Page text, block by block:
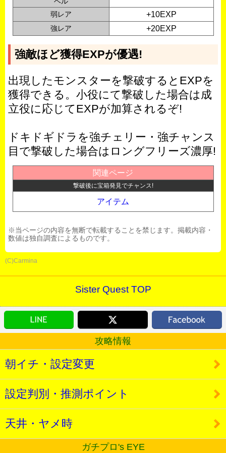
弱レア
+10EXP
強レア +20EXP
強敵ほど獲得EXPが優遇!
出現したモンスターを撃破するとEXPを
獲得できる。小役にて撃破した場合は成
立役に応じてEXPが加算されるぞ!
ドキドギドラを強チェリー・強チャンス
目で撃破した場合はロングフリーズ濃厚!
関連ページ
撃破後に宝箱発見でチャンス!
アイテム
※当ページの内容を無断で転載することを禁じます。掲載内容・
数値は独自調査によるものです。
(C)Carmina
Sister Quest TOP
攻略情報
朝イチ・設定変更
設定判別・推測ポイント
天井・ヤメ時
ガチプロ's EYE